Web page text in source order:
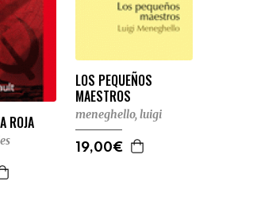
ROJA
LOS PEQUEÑOS
MAESTROS
meneghello, luigi
19,00€